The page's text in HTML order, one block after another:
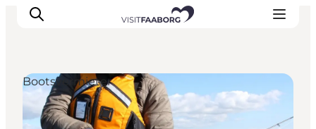
Unterkünfte
Bootsvermieter